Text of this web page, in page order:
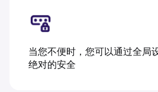
当您不便时，您可以通过全局
绝对的安全